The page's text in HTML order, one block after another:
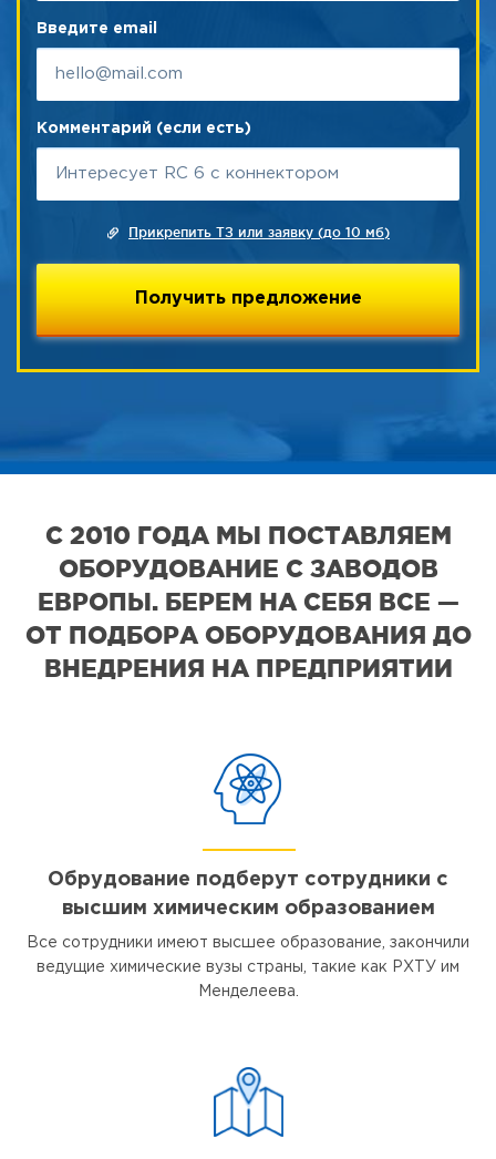
Введите email
Комментарий (если есть)
Прикрепить ТЗ или заявку (до 10 мб)
С 2010 ГОДА МЫ ПОСТАВЛЯЕМ
ОБОРУДОВАНИЕ С ЗАВОДОВ
ЕВРОПЫ. БЕРЕМ НА СЕБЯ ВСЕ —
ОТ ПОДБОРА ОБОРУДОВАНИЯ ДО
ВНЕДРЕНИЯ НА ПРЕДПРИЯТИИ
Обрудование подберут сотрудники с
высшим химическим образованием
Все сотрудники имеют высшее образование, закончили
ведущие химические вузы страны, такие как РХТУ им
Менделеева.